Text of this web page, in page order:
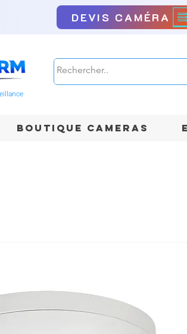
DEVIS CAMÉRA
BOUTIQUE CAMERAS